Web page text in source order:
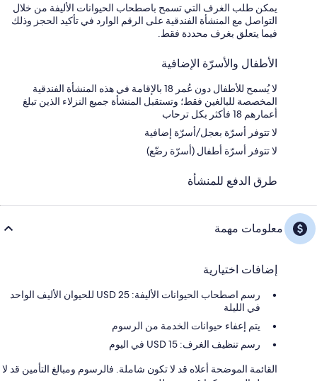
يمكن طلب الغرف التي تسمح باصطحاب الحيوانات الأليفة من خلال
التواصل مع المنشأة الفندقية على الرقم الوارد في تأكيد الحجز وذلك
فيما يتعلق بغرف محددة فقط.
الأطفال والأسرّة الإضافية
لا يُسمح للأطفال دون عُمر 18 بالإقامة في هذه المنشأة الفندقية
المخصصة للبالغين فقط؛ وتستقبل المنشأة جميع النزلاء الذين تبلغ
أعمارهم 18 فأكثر بكل ترحاب
لا تتوفر أسرّة بعجل/أسرّة إضافية
لا تتوفر أسرّة أطفال (أسرّة رضّع)
طرق الدفع للمنشأة
معلومات مهمة
إضافات اختيارية
رسم اصطحاب الحيوانات الأليفة: 25 USD للحيوان الأليف الواحد
في الليلة
يتم إعفاء حيوانات الخدمة من الرسوم
رسم تنظيف الغرف: 15 USD في اليوم
القائمة الموضحة أعلاه قد لا تكون شاملة. فالرسوم ومبالغ التأمين قد لا